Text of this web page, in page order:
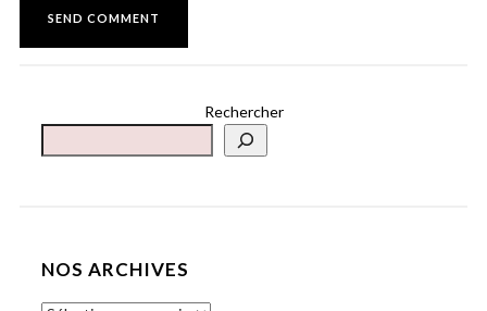
Rechercher
NOS ARCHIVES